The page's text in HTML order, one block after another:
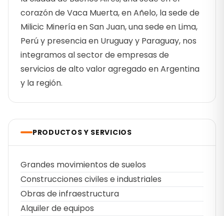
corazón de Vaca Muerta, en Añelo, la sede de
Milicic Minería en San Juan, una sede en Lima,
Perú y presencia en Uruguay y Paraguay, nos
integramos al sector de empresas de
servicios de alto valor agregado en Argentina
y la región.
PRODUCTOS Y SERVICIOS
Grandes movimientos de suelos
Construcciones civiles e industriales
Obras de infraestructura
Alquiler de equipos